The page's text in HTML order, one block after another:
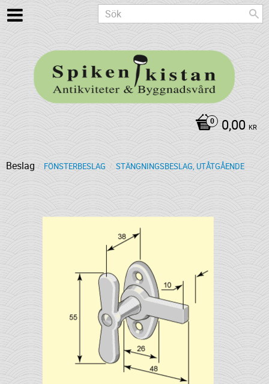
0,00 KR
Beslag FÖNSTERBESLAG STÄNGNINGSBESLAG, UTÅTGÅENDE